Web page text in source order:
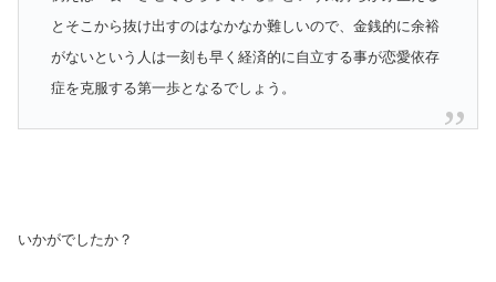
とそこから抜け出すのはなかなか難しいので、金銭的に余裕
がないという人は一刻も早く経済的に自立する事が恋愛依存
症を克服する第一歩となるでしょう。
いかがでしたか？